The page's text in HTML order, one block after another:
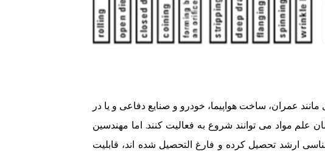
عمران، ساخت هواپیما، خودرو و صنایع دفاعی و یا در
مواد می توانند شروع به فعالیت کنند. اما مهندسین
ارشد تحصیل کرده و فارغ التحصیل شده اند، قابلیت